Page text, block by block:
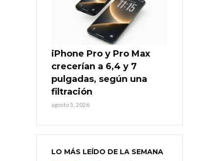
iPhone Pro y Pro Max
crecerían a 6,4 y 7
pulgadas, según una
filtración
agosto 5, 2026
LO MÁS LEÍDO DE LA SEMANA